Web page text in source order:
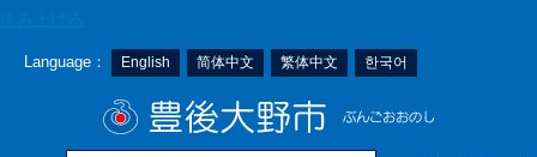
Language： English 简体中文 繁体中文 한국어